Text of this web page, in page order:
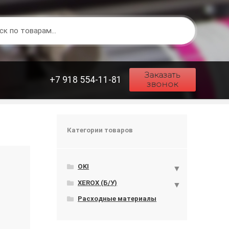
+7 918 554-11-81
Заказать
звонок
Категории товаров
OKI
XEROX (Б/У)
Расходные материалы